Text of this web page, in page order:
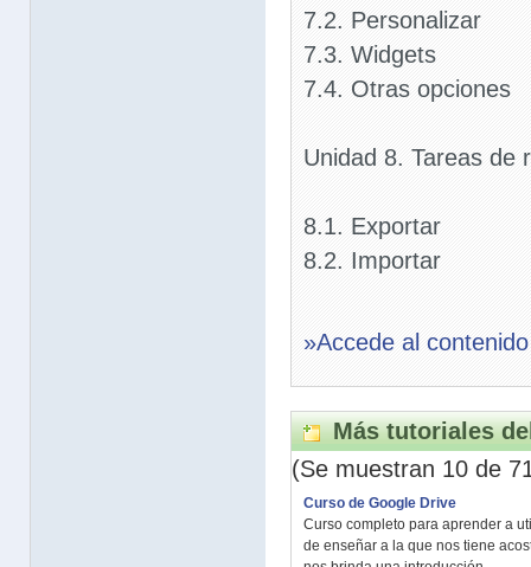
7.2. Personalizar
7.3. Widgets
7.4. Otras opciones
Unidad 8. Tareas de
8.1. Exportar
8.2. Importar
»Accede al
Más tutoriales
(Se muestran 10 de
Curso de Google Drive
Curso completo para aprender a
de enseñar a la que nos tiene